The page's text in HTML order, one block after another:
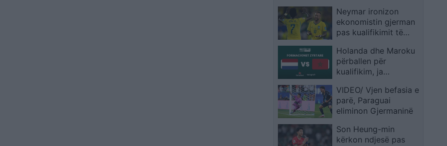
Neymar ironizon
ekonomistin gjerman
pas kualifikimit të
në Botërorin e
ardhshëm
Holanda dhe Maroku
përballen për
kualifikim, ja
VIDEO/ Vjen befasia e
parë, Paraguai
eliminon Gjermaninë
Son Heung-min
kërkon ndjesë pas